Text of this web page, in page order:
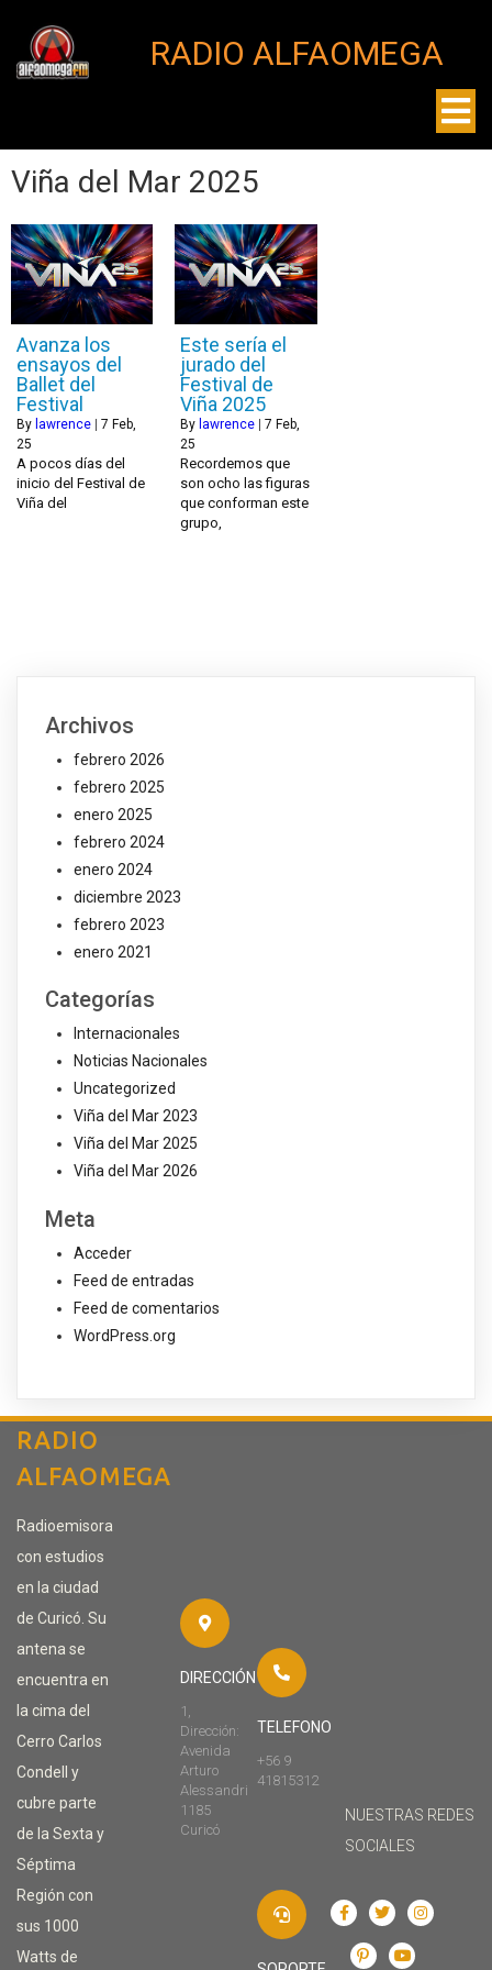
RADIO ALFAOMEGA
Viña del Mar 2025
Avanza los
ensayos del
Ballet del
Festival
By lawrence | 7 Feb,
25
A pocos días del
inicio del Festival de
Viña del
Este sería el
jurado del
Festival de
Viña 2025
By lawrence | 7 Feb,
25
Recordemos que
son ocho las figuras
que conforman este
grupo,
Archivos
febrero 2026
febrero 2025
enero 2025
febrero 2024
enero 2024
diciembre 2023
febrero 2023
enero 2021
Categorías
Internacionales
Noticias Nacionales
Uncategorized
Viña del Mar 2023
Viña del Mar 2025
Viña del Mar 2026
Meta
Acceder
Feed de entradas
Feed de comentarios
WordPress.org
RADIO
ALFAOMEGA
Radioemisora
con estudios
en la ciudad
de Curicó. Su
antena se
encuentra en
la cima del
Cerro Carlos
Condell y
cubre parte
de la Sexta y
Séptima
Región con
sus 1000
Watts de
DIRECCIÓN
1,
Dirección:
Avenida
Arturo
Alessandri
1185
Curicó
TELEFONO
+56 9
41815312
NUESTRAS REDES
SOCIALES